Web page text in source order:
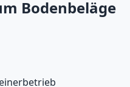
Bodenbeläge